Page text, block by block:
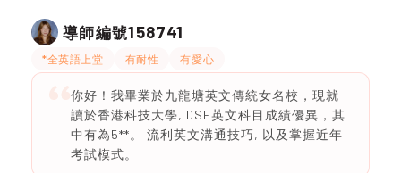
導師編號158741
*全英語上堂 有耐性 有愛心
你好！我畢業於九龍塘英文傳統女名校，現就
讀於香港科技大學, DSE英文科目成績優異，其
中有為5**。 流利英文溝通技巧, 以及掌握近年
考試模式。